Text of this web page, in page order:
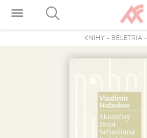
KNIHY- BELETRIA-